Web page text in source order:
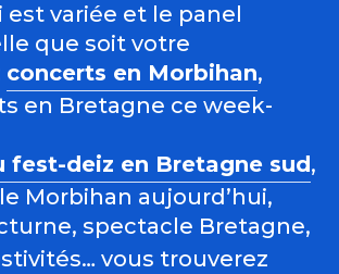
est variée et le panel
que soit votre
concerts en Morbihan,
en Bretagne ce week-
fest-deiz en Bretagne sud,
Morbihan aujourd’hui,
spectacle Bretagne,
vous trouverez